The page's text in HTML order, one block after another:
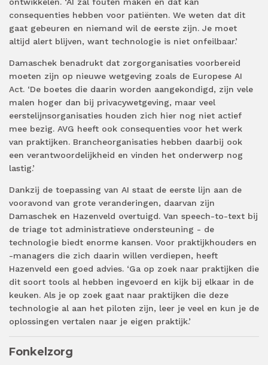
consequenties hebben voor patiënten. We weten dat dit
gaat gebeuren en niemand wil de eerste zijn. Je moet
altijd alert blijven, want technologie is niet onfeilbaar.’
Damaschek benadrukt dat zorgorganisaties voorbereid
moeten zijn op nieuwe wetgeving zoals de Europese AI
Act. ‘De boetes die daarin worden aangekondigd, zijn vele
malen hoger dan bij privacywetgeving, maar veel
eerstelijnsorganisaties houden zich hier nog niet actief
mee bezig. AVG heeft ook consequenties voor het werk
van praktijken. Brancheorganisaties hebben daarbij ook
een verantwoordelijkheid en vinden het onderwerp nog
lastig.’
Dankzij de toepassing van AI staat de eerste lijn aan de
vooravond van grote veranderingen, daarvan zijn
Damaschek en Hazenveld overtuigd. Van speech-to-text bij
de triage tot administratieve ondersteuning - de
technologie biedt enorme kansen. Voor praktijkhouders en
-managers die zich daarin willen verdiepen, heeft
Hazenveld een goed advies. ‘Ga op zoek naar praktijken die
dit soort tools al hebben ingevoerd en kijk bij elkaar in de
keuken. Als je op zoek gaat naar praktijken die deze
technologie al aan het piloten zijn, leer je veel en kun je de
oplossingen vertalen naar je eigen praktijk.’
Fonkelzorg